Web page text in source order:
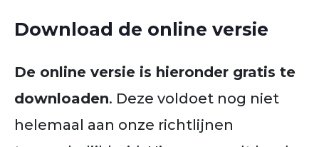
Download de online versie
De online versie is hieronder gratis te
downloaden. Deze voldoet nog niet
helemaal aan onze richtlijnen